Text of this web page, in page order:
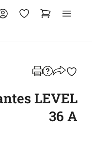
LEVEL
36 A